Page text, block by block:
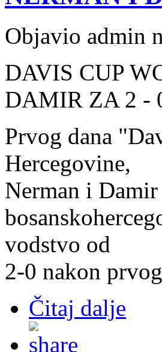
Objavio admin
DAVIS CUP
DAMIR ZA 2 -
Prvog dana
Hercegovine,
Nerman i
vodstvo od
2-0 nakon
Čitaj dalje